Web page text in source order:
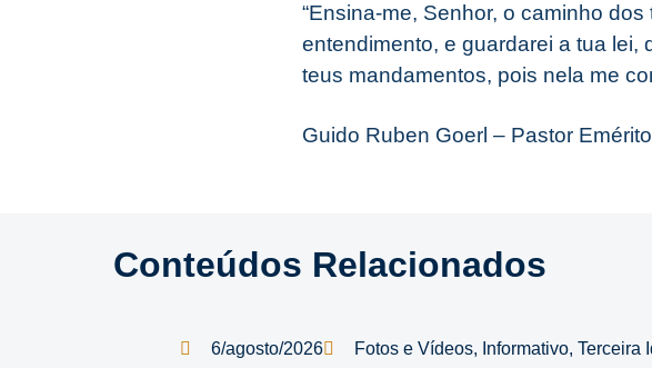
“Ensina-me, Senhor, o caminho
entendimento, e guardarei a tua lei,
teus mandamentos, pois nela me
Guido Ruben Goerl – Pastor
Conteúdos Relacionados
6/agosto/2026 Fotos e Vídeos, Informativo, Terceira